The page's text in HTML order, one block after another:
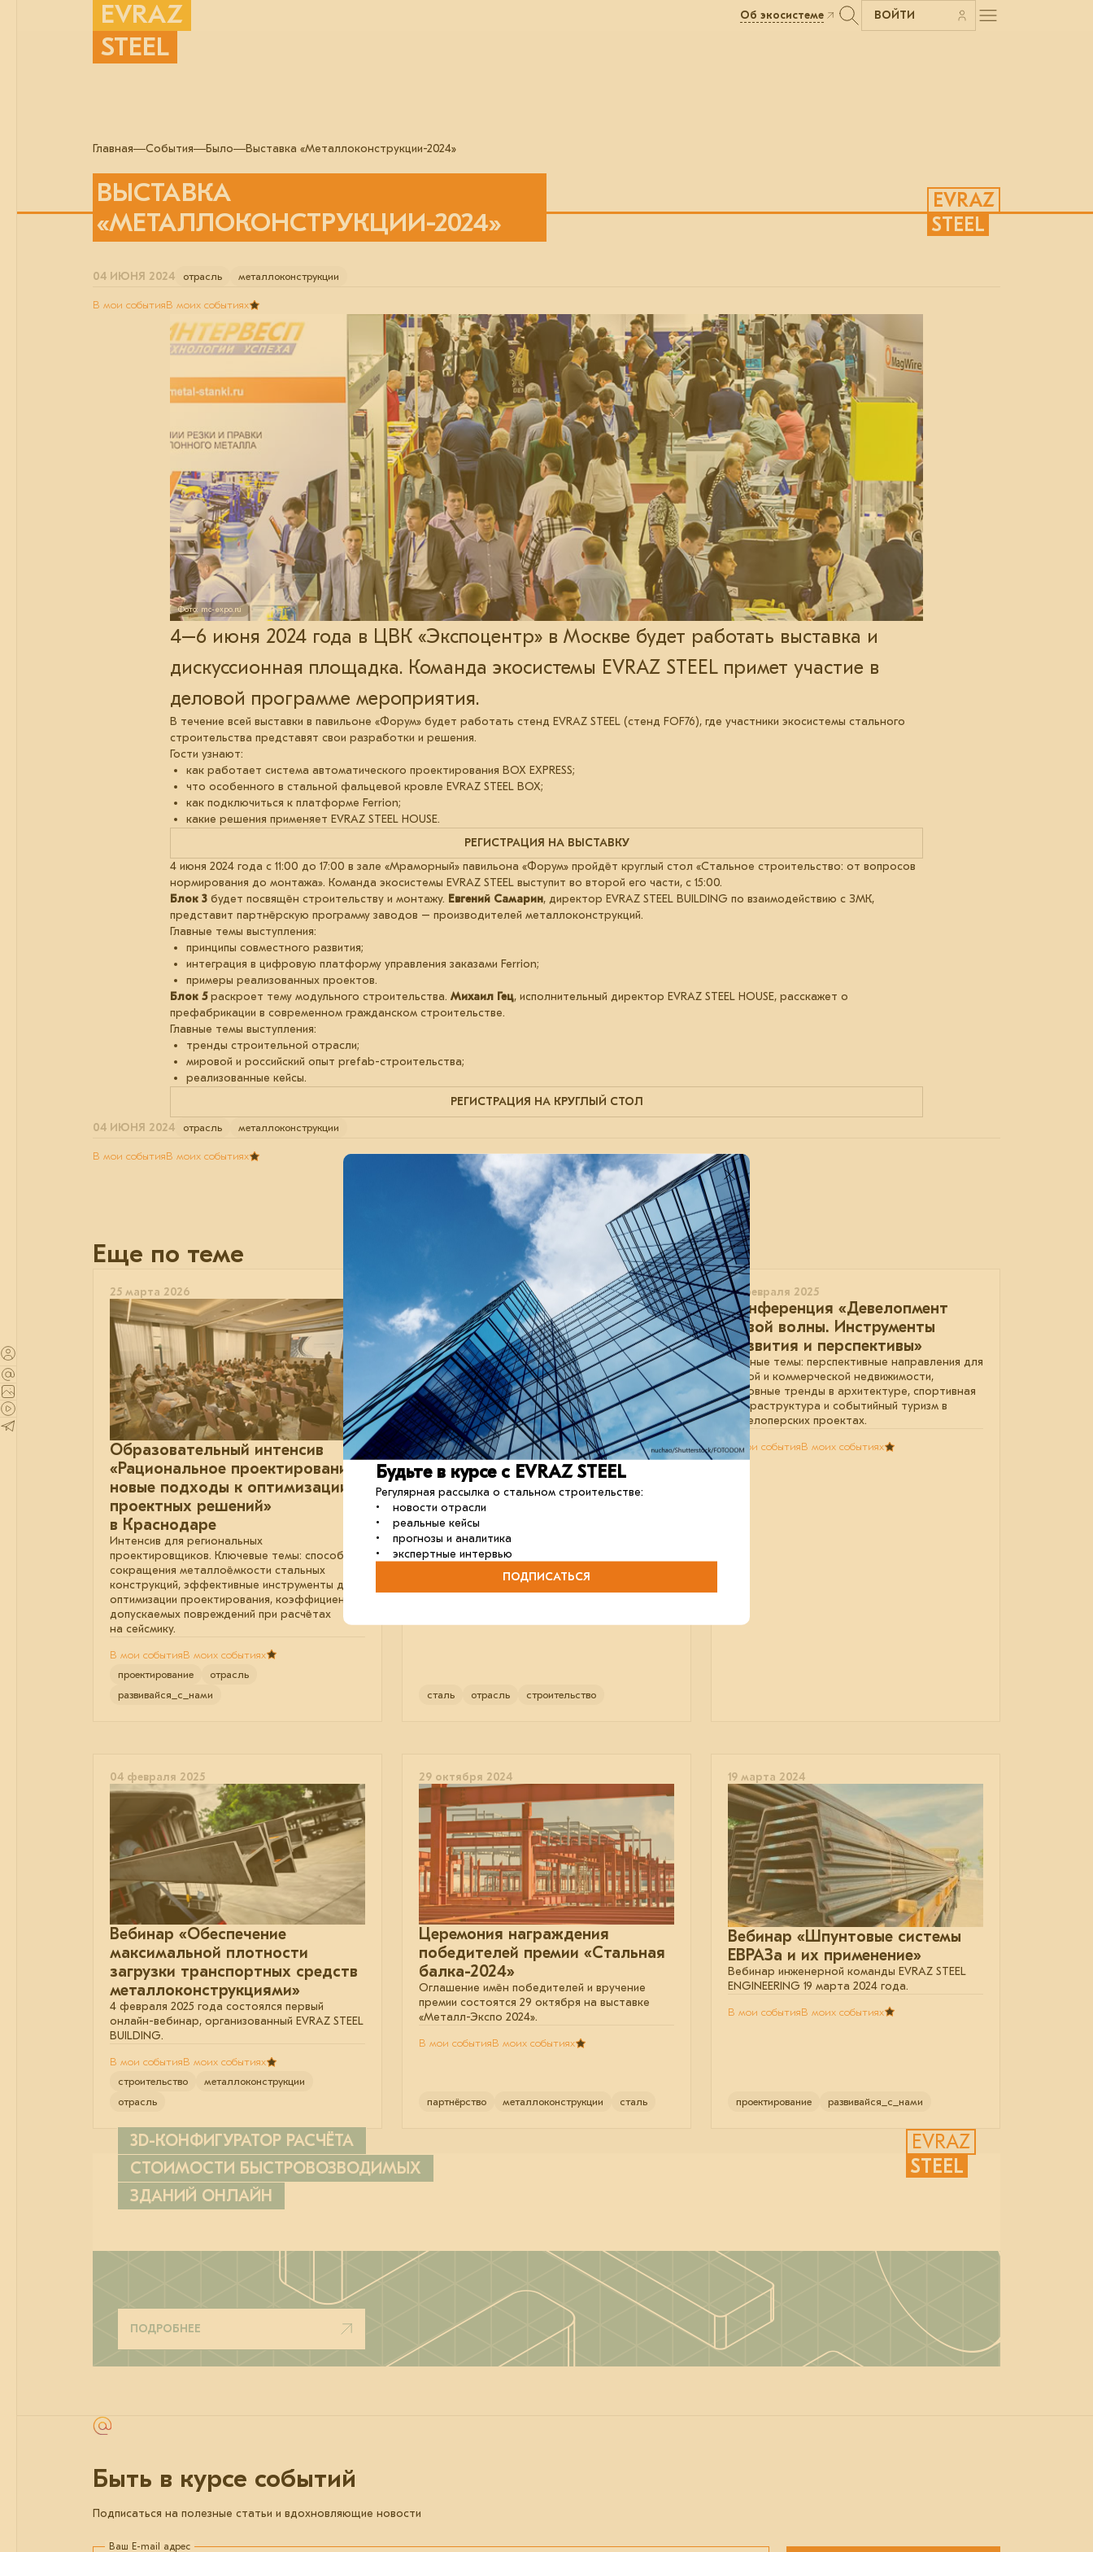
EVRAZ
STEEL
Об экосистеме ВОЙТИ
Главная События Было Выставка «Металлоконструкции-2024»
EVRAZ
STEEL
ВЫСТАВКА
«МЕТАЛЛОКОНСТРУКЦИИ-2024»
04 ИЮНЯ 2024 отрасль металлоконструкции
В мои событияВ моих событиях
Фото: mc-expo.ru
4–6 июня 2024 года в ЦВК «Экспоцентр» в Москве будет работать выставка и
дискуссионная площадка. Команда экосистемы EVRAZ STEEL примет участие в
деловой программе мероприятия.
В течение всей выставки в павильоне «Форум» будет работать стенд EVRAZ STEEL (стенд FOF76), где участники экосистемы стального
строительства представят свои разработки и решения.
Гости узнают:
как работает система автоматического проектирования BOX EXPRESS;
что особенного в стальной фальцевой кровле EVRAZ STEEL BOX;
как подключиться к платформе Ferrion;
какие решения применяет EVRAZ STEEL HOUSE.
РЕГИСТРАЦИЯ НА ВЫСТАВКУ
4 июня 2024 года с 11:00 до 17:00 в зале «Мраморный» павильона «Форум» пройдёт круглый стол «Стальное строительство: от вопросов
нормирования до монтажа». Команда экосистемы EVRAZ STEEL выступит во второй его части, с 15:00.
Блок 3 будет посвящён строительству и монтажу. Евгений Самарин, директор EVRAZ STEEL BUILDING по взаимодействию с ЗМК,
представит партнёрскую программу заводов – производителей металлоконструкций.
Главные темы выступления:
принципы совместного развития;
интеграция в цифровую платформу управления заказами Ferrion;
примеры реализованных проектов.
Блок 5раскроет тему модульного строительства. Михаил Гец, исполнительный директор EVRAZ STEEL HOUSE, расскажет о
префабрикации в современном гражданском строительстве.
Главные темы выступления:
тренды строительной отрасли;
мировой и российский опыт prefab-строительства;
реализованные кейсы.
РЕГИСТРАЦИЯ НА КРУГЛЫЙ СТОЛ
04 ИЮНЯ 2024
отрасль металлоконструкции
В мои событияВ моих событиях
Еще по теме
25 марта 2026
Образовательный интенсив
«Рациональное проектирование:
новые подходы к оптимизации
проектных решений»
в Краснодаре
Интенсив для региональных
проектировщиков. Ключевые темы: способы
сокращения металлоёмкости стальных
конструкций, эффективные инструменты для
оптимизации проектирования, коэффициенты
допускаемых повреждений при расчётах
на сейсмику.
В мои событияВ моих событиях
проектирование
отрасль
развивайся_с_нами
15 апреля 2025
Вебинар «Примеры
корректировки процесса
изготовления
металлоконструкций при
наличии коллизий в КМД»
15 апреля состоялся вебинар, организованный
EVRAZ STEEL BUILDING.
В моих событиях
сталь отрасль строительство
19 февраля 2025
Конференция «Девелопмент
новой волны. Инструменты
развития и перспективы»
Главные темы: перспективные направления для
жилой и коммерческой недвижимости,
основные тренды в архитектуре, спортивная
инфраструктура и событийный туризм в
девелоперских проектах.
В мои событияВ моих событиях
04 февраля 2025
Вебинар «Обеспечение
максимальной плотности
загрузки транспортных средств
металлоконструкциями»
4 февраля 2025 года состоялся первый
онлайн-вебинар, организованный EVRAZ STEEL
BUILDING.
В мои событияВ моих событиях
строительство
металлоконструкции
отрасль
29 октября 2024
Церемония награждения
победителей премии «Стальная
балка-2024»
Оглашение имён победителей и вручение
премии состоятся 29 октября на выставке
«Металл-Экспо 2024».
В мои событияВ моих событиях
партнёрство металлоконструкции сталь
19 марта 2024
Вебинар «Шпунтовые системы
ЕВРАЗа и их применение»
Вебинар инженерной команды EVRAZ STEEL
ENGINEERING 19 марта 2024 года.
В мои событияВ моих событиях
проектирование развивайся_с_нами
3D-КОНФИГУРАТОР РАСЧЁТА
СТОИМОСТИ БЫСТРОВОЗВОДИМЫХ
ЗДАНИЙ ОНЛАЙН
EVRAZ
STEEL
ПОДРОБНЕЕ
Быть в курсе событий
Подписаться на полезные статьи и вдохновляющие новости
Ваш E-mail адрес
Будьте в курсе с EVRAZ STEEL
Регулярная рассылка о стальном строительстве:
• новости отрасли
• реальные кейсы
• прогнозы и аналитика
• экспертные интервью
ПОДПИСАТЬСЯ